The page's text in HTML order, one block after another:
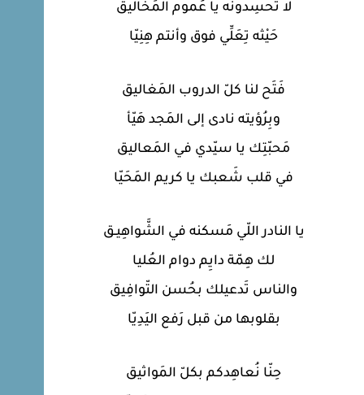
لا تَحسِدونه يا عُموم المَخاليق
حَيْثه تِعَلِّي فوق وأنتم هِنِيّا
فَتَح لنا كلّ الدروب المَغاليق
وبِرُؤيته نادى إلى المَجد هَيّأ
مَحبّتِك يا سيّدي في المَعاليق
في قلب شَعبك يا كريم المَحَيّا
يا النادر اللّي مَسكنه في الشَّواهِيـق
لك هِمّة دايِم دوام العُليا
والناس تَدعيلك بحُسن التّوافِيق
بقلوبها من قبل رَفع اليَدِيّا
حِنّا نُعاهِدكم بكلّ المَواثيق